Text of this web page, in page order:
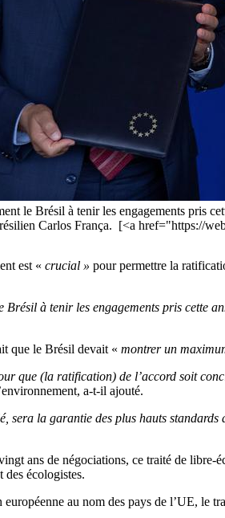
le Brésil à tenir les engagements pris
Carlos França. [<a href="https://
est « crucial » pour permettre la
Brésil à tenir les engagements pris cette
que le Brésil devait « montrer un
que (la ratification) de l’accord soit
a-t-il ajouté.
sera la garantie des plus hauts
ans de négociations, ce traité de libre-
des écologistes.
au nom des pays de l’UE, le